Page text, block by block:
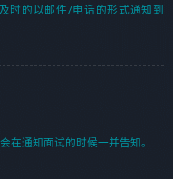
时的以邮件/电话的形式通知到
在通知面试的时候一并告知。